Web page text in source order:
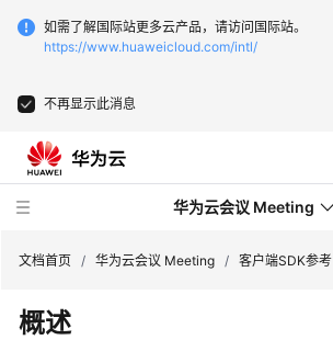
如需了解国际站更多云产品，请访问国际站。
https://www.huaweicloud.com/intl/
不再显示此消息
华为云会议 Meeting
最
文档首页 / 华为云会议 Meeting / 客户端SDK参考
概述